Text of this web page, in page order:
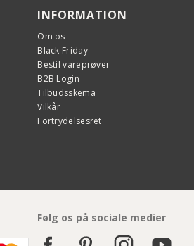
INFORMATION
Om os
Black Friday
Bestil vareprøver
B2B Login
Tilbudsskema
Vilkår
Fortrydelsesret
Følg os på sociale medier